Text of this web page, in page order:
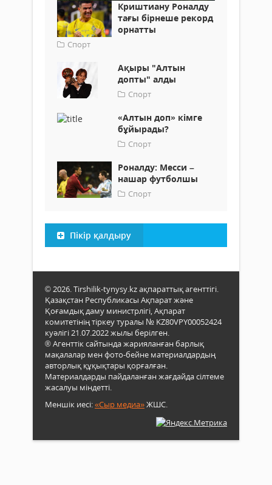
Криштиану Роналду
тағы бірнеше рекорд
орнатты
Спорт
Ақыры "Алтын
допты" алды
Спорт
«Алтын доп» кімге
бұйырады?
Спорт
Роналду: Месси –
нашар футболшы
Спорт
Пікір қалдыру
© 2026. Tirshilik-tynysy.kz ақпараттық агенттігі.
Қазақстан Республикасы Ақпарат және
Қоғамдық даму министрлігі, Ақпарат
комитетінің тіркеу туралы № KZ80VPY00052424
куәлігі 21.07.2022 жылы берілген.
® Агенттік сайтында жарияланған барлық
мақалалар мен фото-бейне материалдардың
авторлық құқықтары қорғалған.
Материалдарды пайдаланған жағдайда сілтеме
жасалуы міндетті.
Меншік иесі:«Сыр медиа»ЖШС.